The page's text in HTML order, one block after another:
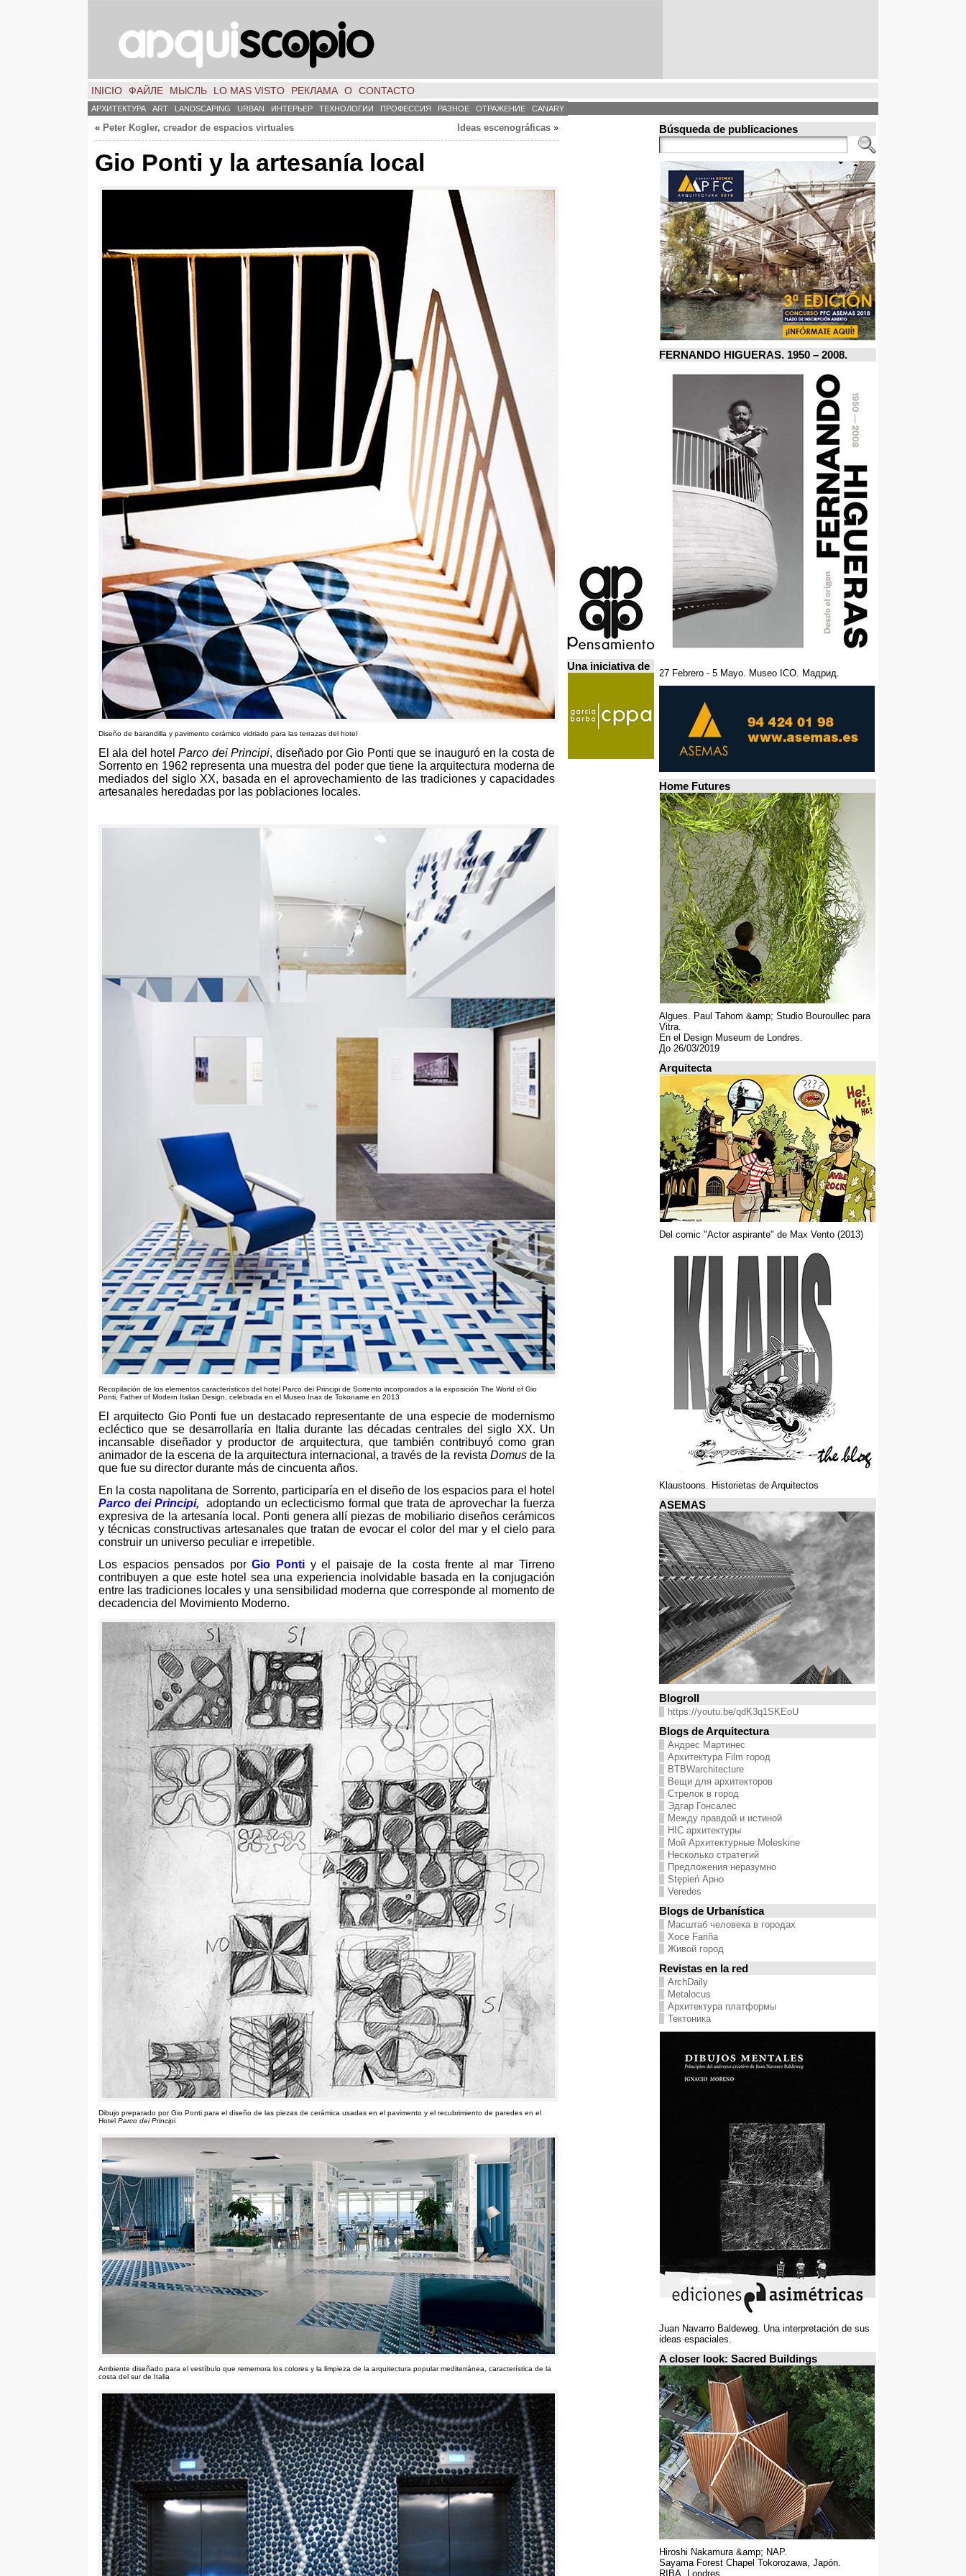
INICIO ФАЙЛЕ МЫСЛЬ LO MAS VISTO РЕКЛАМА О CONTACTO
АРХИТЕКТУРА ART LANDSCAPING URBAN ИНТЕРЬЕР ТЕХНОЛОГИИ ПРОФЕССИЯ РАЗНОЕ ОТРАЖЕНИЕ CANARY
« Peter Kogler, creador de espacios virtuales Ideas escenográficas »
Gio Ponti y la artesanía local
Diseño de barandilla y pavimento cerámico vidriado para las terrazas del hotel
El ala del hotel Parco dei Principi, diseñado por Gio Ponti que se inauguró en la costa de
Sorrento en 1962 representa una muestra del poder que tiene la arquitectura moderna de
mediados del siglo XX, basada en el aprovechamiento de las tradiciones y capacidades
artesanales heredadas por las poblaciones locales.
Recopilación de los elementos característicos del hotel Parco dei Principi de Sorrento incorporados a la exposición The World of Gio
Ponti Father of Modern Italian Design celebrada en el Museo Inax de Tokoname en 2013
El arquitecto Gio Ponti fue un destacado representante de una especie de modernismo
ecléctico que se desarrollaría en Italia durante las décadas centrales del siglo XX. Un
incansable diseñador y productor de arquitectura, que también contribuyó como gran
animador de la escena de la arquitectura internacional ,a través de la revista Domus de la
que fue su director durante más de cincuenta años.
En la costa napolitana de Sorrento, participaría en el diseño de los espacios para el hotel
Parco dei Principi,
adoptando un eclecticismo formal que trata de aprovechar la fuerza
expresiva de la artesanía local . Ponti genera allí piezas de mobiliario diseños cerámicos
y técnicas constructivas artesanales que tratan de evocar el color del mar y el cielo para
construir un universo peculiar e irrepetible.
Los espacios pensados por Gio Ponti y el paisaje de la costa frente al mar Tirreno
contribuyen a que este hotel sea una experiencia inolvidable basada en la conjugación
entre las tradiciones locales y una sensibilidad moderna que corresponde al momento de
decadencia del Movimiento Moderno.
Dibujo preparado por Gio Ponti para el diseño de las piezas de cerámica usadas en el pavimento y el recubrimiento de paredes en el
Hotel Parco dei Principi
Ambiente diseñado para el vestíbulo que rememora los colores y la limpieza de la arquitectura popular mediterránea
característica de la
costa del sur de Italia
Una iniciativa de
Búsqueda de publicaciones
FERNANDO HIGUERAS. 1950 – 2008.
27 Febrero - 5 Mayo. Museo ICO. Мадрид.
Home Futures
Algues. Paul Tahom &amp; Studio Bouroullec para
Vitra.
En el Design Museum de Londres.
До 26/03/2019
Arquitecta
Del comic "Actor aspirante" de Max Vento (2013)
Klaustoons. Historietas de Arquitectos
ASEMAS
Blogroll
https://youtu.be/qdK3q1SKEoU
Blogs de Arquitectura
Андрес Мартинес
Архитектура Film город
BTBWarchitecture
Вещи для архитекторов
Стрелок в город
Эдгар Гонсалес
Между правдой и истиной
HIC архитектуры
Мой Архитектурные Moleskine
Несколько стратегий
Предложения неразумно
Stępień Арно
Veredes
Blogs de Urbanística
Масштаб человека в городах
Хосе Fariña
Живой город
Revistas en la red
ArchDaily
Metalocus
Архитектура платформы
Тектоника
Juan Navarro Baldeweg. Una interpretación de sus
ideas espaciales.
A closer look: Sacred Buildings
Hiroshi Nakamura &amp; NAP.
Sayama Forest Chapel Tokorozawa, Japón.
RIBA, Londres.